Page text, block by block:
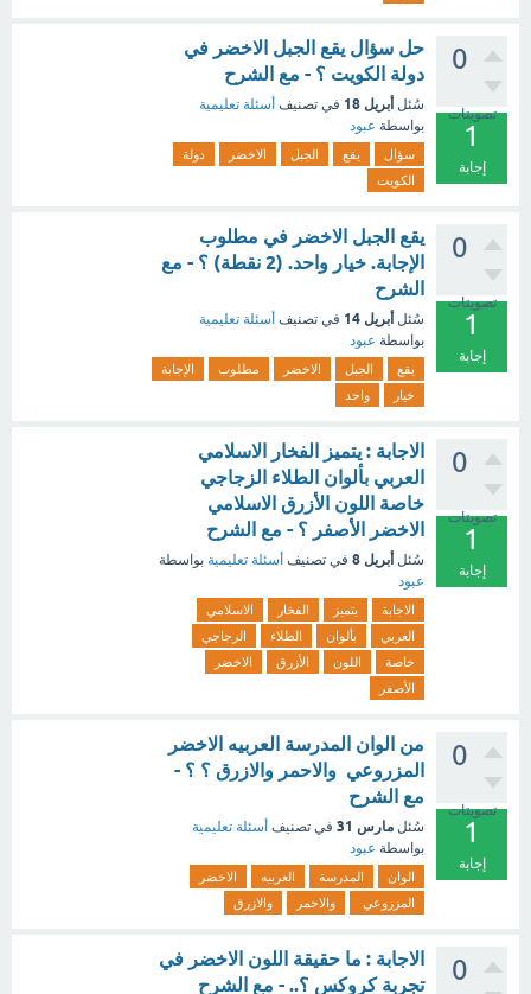
0
تصويتات
1
إجابة
حل سؤال يقع الجبل الاخضر في
دولة الكويت ؟ - مع الشرح
سُئل أبريل 18 في تصنيف أسئلة تعليمية
بواسطة عبود
سؤال يقع الجبل الاخضر
دولة
الكويت
0
تصويتات
1
إجابة
يقع الجبل الاخضر في مطلوب
الإجابة. خيار واحد. (2 نقطة) ؟ - مع
الشرح
سُئل أبريل 14 في تصنيف أسئلة تعليمية
بواسطة عبود
يقع الجبل الاخضر مطلوب
الإجابة
خيار
واحد
0
تصويتات
1
إجابة
الاجابة : يتميز الفخار الاسلامي
العربي بألوان الطلاء الزجاجي
خاصة اللون الأزرق الاسلامي
الاخضر الأصفر ؟ - مع الشرح
سُئل أبريل 8 في تصنيف أسئلة تعليمية بواسطة
عبود
الاجابة يتميز الفخار
الاسلامي
العربي
بألوان الطلاء
الزجاجي
خاصة
اللون الأزرق
الاخضر
الأصفر
0
تصويتات
1
إجابة
من الوان المدرسة العربيه الاخضر
المزروعي والاحمر والازرق ؟ ؟ -
مع الشرح
سُئل مارس 31 في تصنيف أسئلة تعليمية
بواسطة عبود
الوان المدرسة العربيه
الاخضر
المزروعي
والاحمر والازرق
0
الاجابة : ما حقيقة اللون الاخضر في
تجربة كروكس ؟.. - مع الشرح